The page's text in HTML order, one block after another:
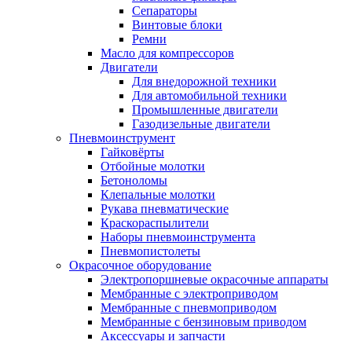
Сепараторы
Винтовые блоки
Ремни
Масло для компрессоров
Двигатели
Для внедорожной техники
Для автомобильной техники
Промышленные двигатели
Газодизельные двигатели
Пневмоинструмент
Гайковёрты
Отбойные молотки
Бетоноломы
Клепальные молотки
Рукава пневматические
Краскораспылители
Наборы пневмоинструмента
Пневмопистолеты
Окрасочное оборудование
Электропоршневые окрасочные аппараты
Мембранные с электроприводом
Мембранные с пневмоприводом
Мембранные с бензиновым приводом
Аксессуары и запчасти